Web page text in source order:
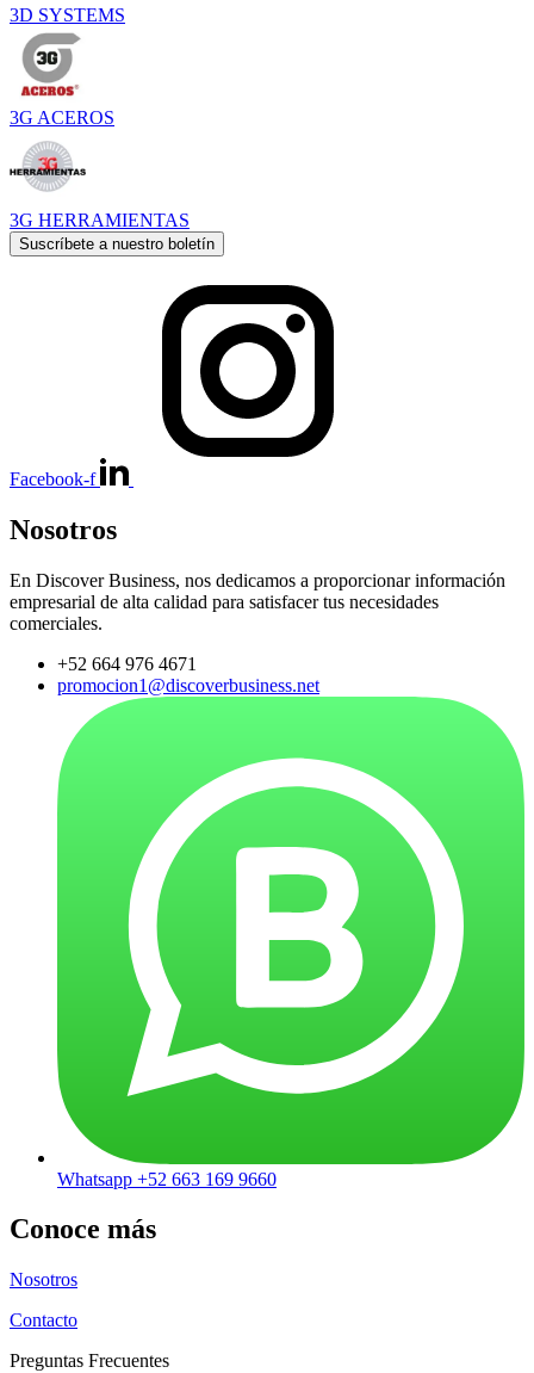
3D SYSTEMS
3G ACEROS
3G HERRAMIENTAS
Suscríbete a nuestro boletín
Facebook-f
Nosotros
En Discover Business, nos dedicamos a proporcionar información
empresarial de alta calidad para satisfacer tus necesidades
comerciales.
+52 664 976 4671
promocion1@discoverbusiness.net
Whatsapp +52 663 169 9660
Conoce más
Nosotros
Contacto
Preguntas Frecuentes